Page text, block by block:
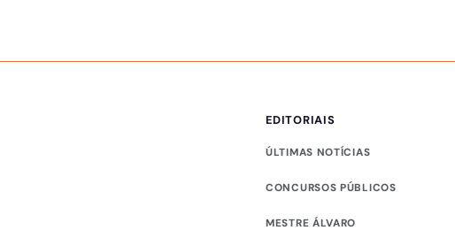
EDITORIAIS
ÚLTIMAS NOTÍCIAS
CONCURSOS PÚBLICOS
MESTRE ÁLVARO